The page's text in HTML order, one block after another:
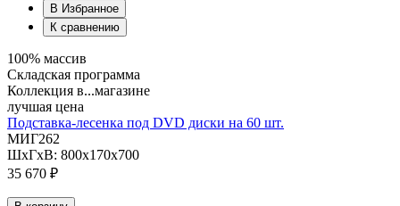
В Избранное
К сравнению
100% массив
Складская программа
Коллекция в...магазине
лучшая цена
Подставка-лесенка под DVD диски на 60 шт.
МИГ262
ШхГхВ: 800х170х700
35 670 ₽